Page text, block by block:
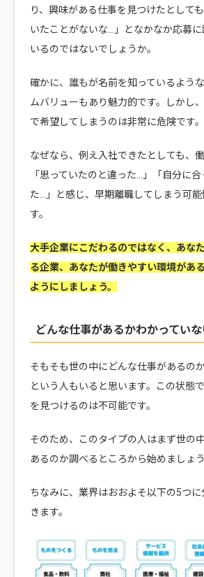
り、興味がある仕事を見つけたとして
いたことがないな…」となかなか応募
いるのではないでしょうか。
確かに、誰もが名前を知っているよう
ムバリューもあり魅力的です。しかし
で希望してしまうのは非常に危険です。
なぜなら、例え入社できたとしても、
「思っていたのと違った…」「自分に合
た…」と感じ、早期離職してしまう可
す。
大手企業にこだわるのではなく、あな
る企業、あなたが働きやすい環境があ
ようにしましょう。
どんな仕事があるかわかっていな
そもそも世の中にどんな仕事があるの
という人もいると思います。この状態
を見つけるのは不可能です。
そのため、このタイプの人はまず世の
あるのか調べるところから始めましょう
ちなみに、業界はおおよそ以下の5つ
きます。